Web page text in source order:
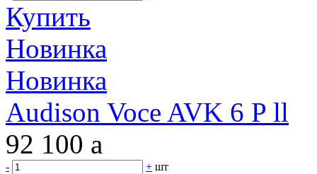
Купить
Новинка
Новинка
Audison Voce AVK 6 P ll
92 100 a
- + шт